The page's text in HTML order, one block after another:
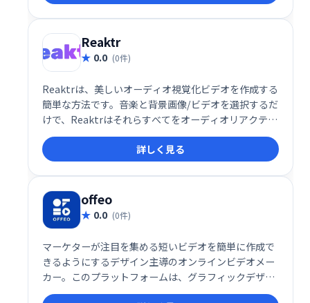
Reaktr
0.0 (0件)
Reaktrは、美しいオーディオ視覚化ビデオを作成する
簡単な方法です。音楽と背景画像/ビデオを選択するだ
けで、Reaktrはそれらすべてをオーディオリアクティ
ブな視覚化とミックスします。
詳しく見る
offeo
0.0 (0件)
マーケターが注目を集める短いビデオを簡単に作成で
きるようにするデザイン主導のオンラインビデオメー
カー。このプラットフォームは、グラフィックデザイ
ンツールとビデオ作成プラットフォームのハイブリッ